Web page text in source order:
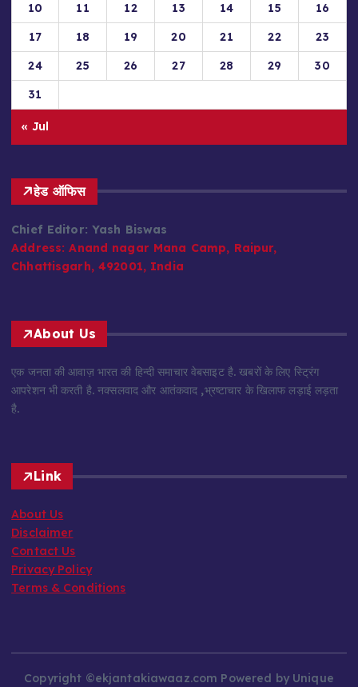
10
11 12 13 14 15
16
17
18 19 20 21 22
23
24
25 26 27 28 29
30
31
« Jul
हेड ऑफिस
Chief Editor: Yash Biswas
Address: Anand nagar Mana Camp, Raipur,
Chhattisgarh, 492001, India
About Us
एक जनता की आवाज़ भारत की हिन्दी समाचार वेबसाइट है. खबरों के लिए स्ट्रिंग
आपरेशन भी करती है. नक्सलवाद और आतंकवाद ,भ्रष्टाचार के खिलाफ लड़ाई लड़ता
है.
Link
About Us
Disclaimer
Contact Us
Privacy Policy
Terms & Conditions
Copyright ©ekjantakiawaaz.com Powered by Unique